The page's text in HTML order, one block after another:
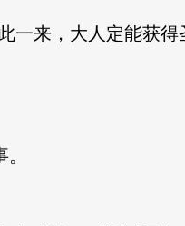
来，大人定能获得